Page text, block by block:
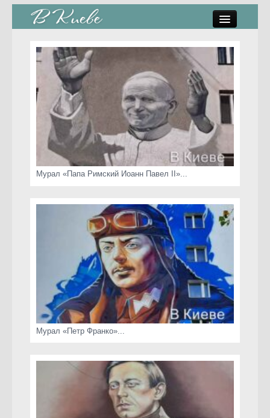
стрит-арт
коты Киева
скамейки
часы Киева
Мурал «Папа Римский Иоанн Павел II»...
Мурал «Петр Франко»...